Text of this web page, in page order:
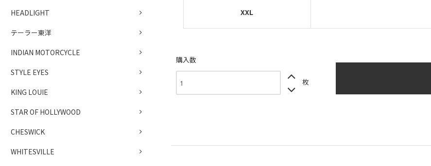
HEADLIGHT
テーラー東洋
INDIAN MOTORCYCLE
STYLE EYES
KING LOUIE
STAR OF HOLLYWOOD
CHESWICK
WHITESVILLE
XXL
購入数
枚